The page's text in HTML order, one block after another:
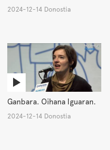
2024-12-14 Donostia
Ganbara. Oihana Iguaran.
2024-12-14 Donostia